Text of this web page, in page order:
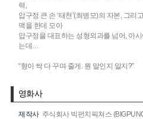
력,
압구정 큰 손 ‘태천’(최병모)의 자본, 그리
맥을 한데 모아
압구정을 대표하는 성형외과를 넘어, 아
는데…
“형이 싹 다 꾸며 줄게. 뭔 말인지 알지?”
영화사
제작사 주식회사 빅펀치픽쳐스